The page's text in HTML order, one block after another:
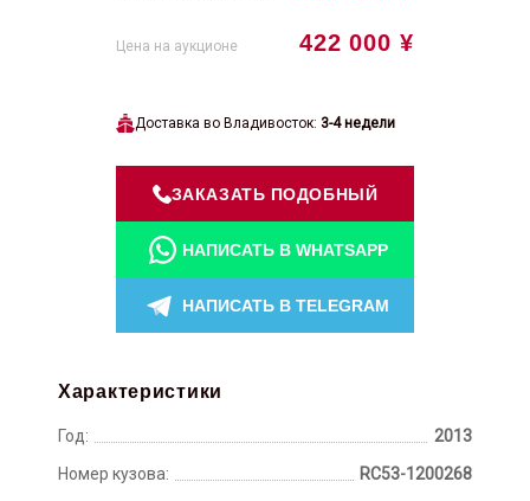
422 000 ¥
Цена на аукционе
Доставка во Владивосток: 3-4 недели
ЗАКАЗАТЬ ПОДОБНЫЙ
НАПИСАТЬ В WHATSAPP
НАПИСАТЬ В TELEGRAM
Характеристики
Год:
2013
Номер кузова:
RC53-1200268